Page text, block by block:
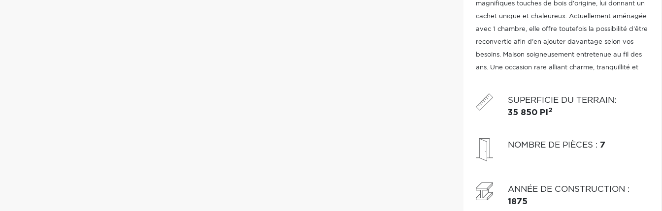
magnifiques touches de bois d'origine, lui donnant un
cachet unique et chaleureux. Actuellement aménagée
avec 1 chambre, elle offre toutefois la possibilité d'être
reconvertie afin d'en ajouter davantage selon vos
besoins. Maison soigneusement entretenue au fil des
ans. Une occasion rare alliant charme, tranquillité et
SUPERFICIE DU TERRAIN:
35 850 PI 2
NOMBRE DE PIÈCES : 7
ANNÉE DE CONSTRUCTION :
1875